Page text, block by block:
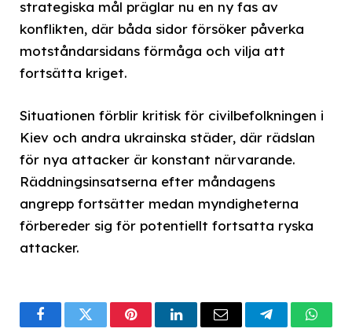
strategiska mål präglar nu en ny fas av
konflikten, där båda sidor försöker påverka
motståndarsidans förmåga och vilja att
fortsätta kriget.
Situationen förblir kritisk för civilbefolkningen i
Kiev och andra ukrainska städer, där rädslan
för nya attacker är konstant närvarande.
Räddningsinsatserna efter måndagens
angrepp fortsätter medan myndigheterna
förbereder sig för potentiellt fortsatta ryska
attacker.
FacebookTwitterPinterestLinkedInEmail Telegram